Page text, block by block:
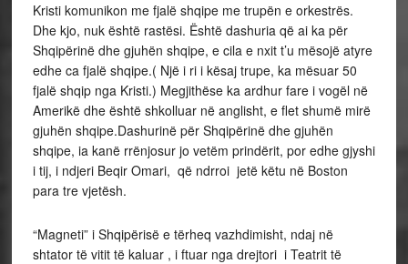
Kristi komunikon me fjalë shqipe me trupën e orkestrës.
Dhe kjo, nuk është rastësi. Është dashuria që ai ka për
Shqipërinë dhe gjuhën shqipe, e cila e nxit t’u mësojë atyre
edhe ca fjalë shqipe.( Një i ri i kësaj trupe, ka mësuar 50
fjalë shqip nga Kristi.) Megjithëse ka ardhur fare i vogël në
Amerikë dhe është shkolluar në anglisht, e flet shumë mirë
gjuhën shqipe.Dashurinë për Shqipërinë dhe gjuhën
shqipe, ia kanë rrënjosur jo vetëm prindërit, por edhe gjyshi
i tij, i ndjeri Beqir Omari, që ndrroi jetë këtu në Boston
para tre vjetësh.
“Magneti” i Shqipërisë e tërheq vazhdimisht, ndaj në
shtator të vitit të kaluar , i ftuar nga drejtori i Teatrit të